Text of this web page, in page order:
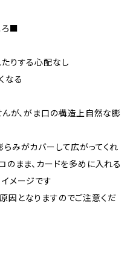
ろ■
りする心配なし
なる
が、がま口の構造上自然な膨
みがカバーして広がってくれ
のまま、カードを多めに入れる
メージです
となりますのでご注意くだ